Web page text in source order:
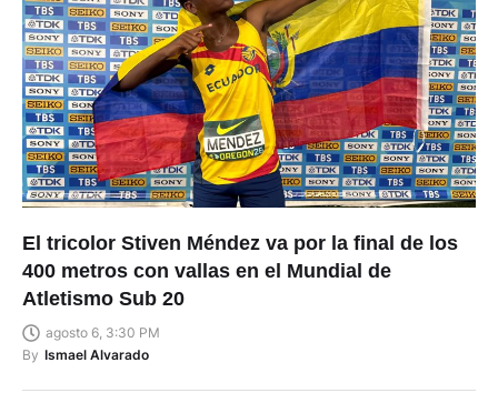
El tricolor Stiven Méndez va por la final de los
400 metros con vallas en el Mundial de
Atletismo Sub 20
agosto 6, 3:30 PM
By Ismael Alvarado